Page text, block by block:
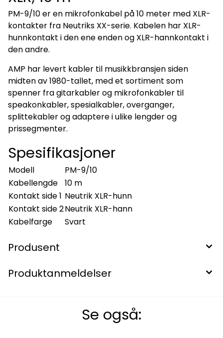
PM-9/10 er en mikrofonkabel på 10 meter med XLR-
kontakter fra Neutriks XX-serie. Kabelen har XLR-
hunnkontakt i den ene enden og XLR-hannkontakt i
den andre.
AMP har levert kabler til musikkbransjen siden
midten av 1980-tallet, med et sortiment som
spenner fra gitarkabler og mikrofonkabler til
speakonkabler, spesialkabler, overganger,
splittekabler og adaptere i ulike lengder og
prissegmenter.
Spesifikasjoner
Modell
PM-9/10
Kabellengde
10 m
Kontakt side 1 Neutrik XLR-hunn
Kontakt side 2Neutrik XLR-hann
Kabelfarge
Svart
Produsent
Produktanmeldelser
Se også: